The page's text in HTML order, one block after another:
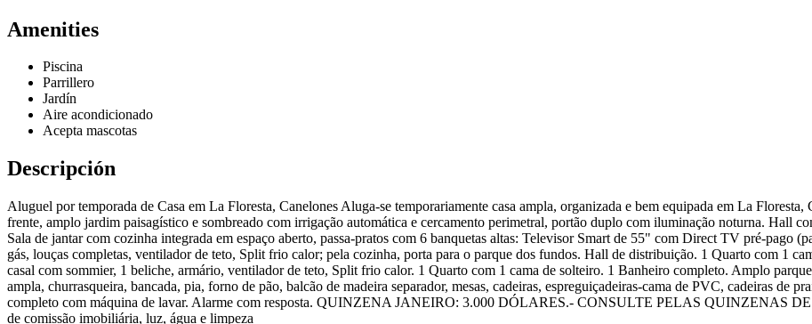
Amenities
Piscina
Parrillero
Jardín
Aire acondicionado
Acepta mascotas
Descripción
Aluguel por temporada de Casa em La Floresta, Canelones Aluga-se temporariamente casa ampla, organizada e bem equipada em La
frente, amplo jardim paisagístico e sombreado com irrigação automática e cercamento perimetral, portão duplo com iluminação noturna. Hall
Sala de jantar com cozinha integrada em espaço aberto, passa-pratos com 6 banquetas altas: Televisor Smart de 55" com Direct TV pré-pago
gás, louças completas, ventilador de teto, Split frio calor; pela cozinha, porta para o parque dos fundos. Hall de distribuição. 1 Quarto com 1
casal com sommier, 1 beliche, armário, ventilador de teto, Split frio calor. 1 Quarto com 1 cama de solteiro. 1 Banheiro completo. Amplo
ampla, churrasqueira, bancada, pia, forno de pão, balcão de madeira separador, mesas, cadeiras, espreguiçadeiras-cama de PVC, cadeiras de
completo com máquina de lavar. Alarme com resposta. QUINZENA JANEIRO: 3.000 DÓLARES.- CONSULTE PELAS QUINZENAS DE
de comissão imobiliária, luz, água e limpeza